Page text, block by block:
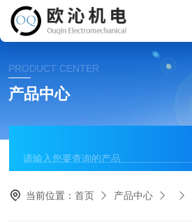
PRODUCT CENTER
产品中心
当前位置：首页 产品中心